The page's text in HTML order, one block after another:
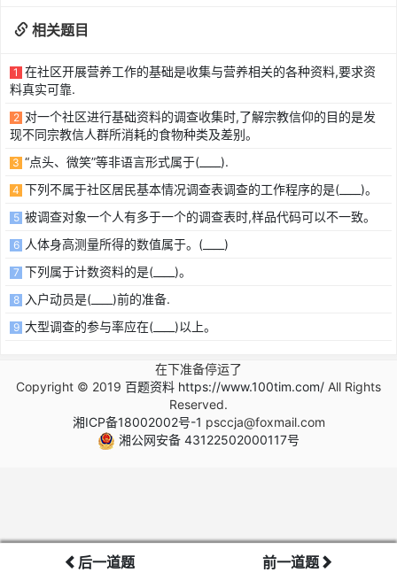
相关题目
1 在社区开展营养工作的基础是收集与营养相关的各种资料,要求资
料真实可靠.
2 对一个社区进行基础资料的调查收集时,了解宗教信仰的目的是发
现不同宗教信人群所消耗的食物种类及差别。
3 “点头、微笑”等非语言形式属于(____).
4 下列不属于社区居民基本情况调查表调查的工作程序的是(____)。
5 被调查对象一个人有多于一个的调查表时,样品代码可以不一致。
6 人体身高测量所得的数值属于。(____)
7 下列属于计数资料的是(____)。
8 入户动员是(____)前的准备.
9 大型调查的参与率应在(____)以上。
后一道题 前一道题
在下准备停运了
Copyright © 2019 百题资料 https://www.100tim.com/ All Rights
Reserved.
湘ICP备18002002号-1 psccja@foxmail.com
湘公网安备 43122502000117号